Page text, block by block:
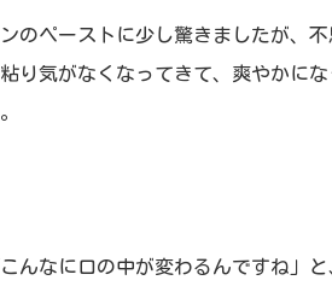
のペーストに少し驚きましたが、
り気がなくなってきて、爽やかに
んなに口の中が変わるんですね」